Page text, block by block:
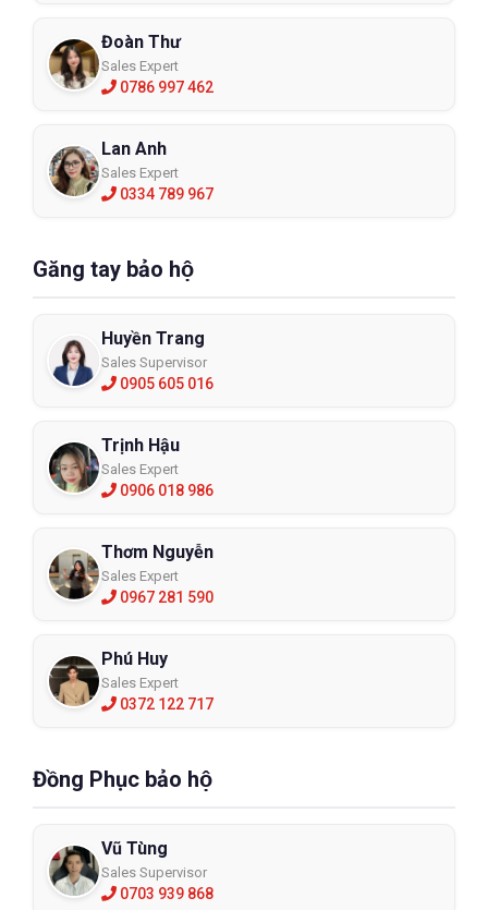
Đoàn Thư
Sales Expert
0786 997 462
Lan Anh
Sales Expert
0334 789 967
Găng tay bảo hộ
Huyền Trang
Sales Supervisor
0905 605 016
Trịnh Hậu
Sales Expert
0906 018 986
Thơm Nguyễn
Sales Expert
0967 281 590
Phú Huy
Sales Expert
0372 122 717
Đồng Phục bảo hộ
Vũ Tùng
Sales Supervisor
0703 939 868